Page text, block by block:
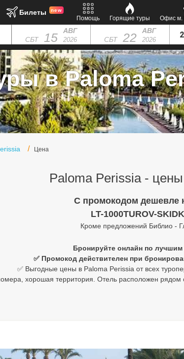
Билеты new
Помощь Горящие туры Офис м.
СБТ 15 АВГ
2026 СБТ 22 АВГ
2026
в Paloma
Цена
Paloma Perissia -
C промокодом дешевле
LT-1000TUROV-
Кроме предложений Библио -
Бронируйте онлайн по лучшим
✅ Промокод действителен при
✅ Выгодные цены в Paloma Perissia от всех
хорошая территория. Отель расположен